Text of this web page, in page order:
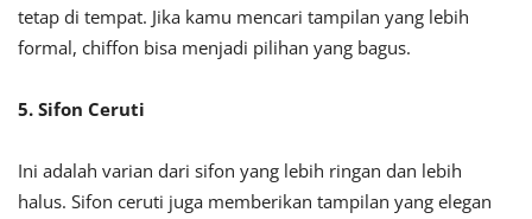
tetap di tempat. Jika kamu mencari tampilan yang lebih
formal, chiffon bisa menjadi pilihan yang bagus.
5. Sifon Ceruti
Ini adalah varian dari sifon yang lebih ringan dan lebih
halus. Sifon ceruti juga memberikan tampilan yang elegan